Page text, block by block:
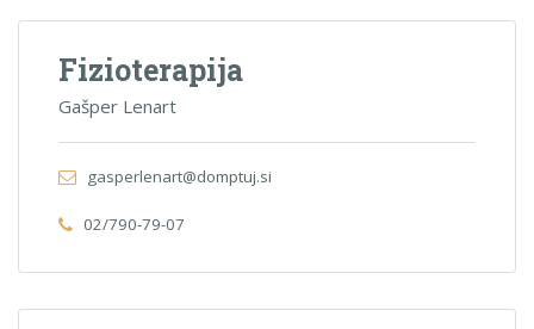
Fizioterapija
Gašper Lenart
gasperlenart@domptuj.si
02/790-79-07